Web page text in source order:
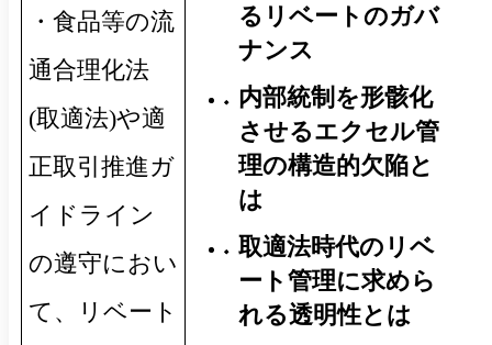
・食品等の流
通合理化法
(取適法)や適
正取引推進ガ
イドライン
の遵守におい
て、リベート
るリベートのガバ
ナンス
内部統制を形骸化
させるエクセル管
理の構造的欠陥と
は
取適法時代のリベ
ート管理に求めら
れる透明性とは